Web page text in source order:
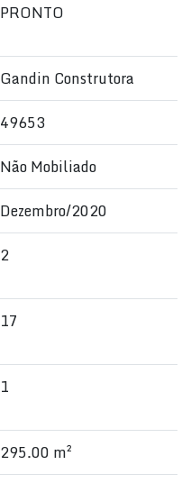
PRONTO
Gandin Construtora
49653
Não Mobiliado
Dezembro/2020
2
17
1
295.00 m²